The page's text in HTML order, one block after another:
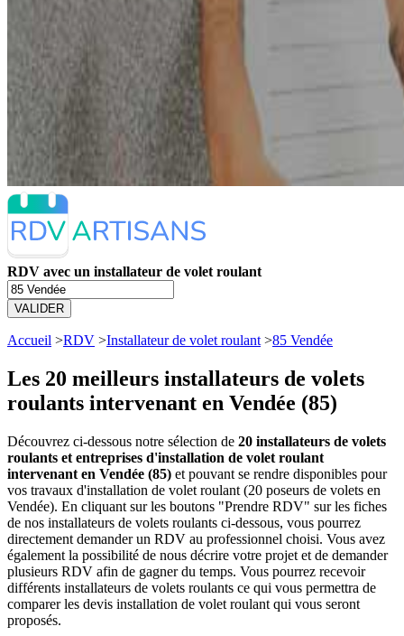
RDV avec un installateur de volet roulant
VALIDER
Accueil >RDV >Installateur de volet roulant >85 Vendée
Les 20 meilleurs installateurs de volets
roulants intervenant en Vendée (85)
Découvrez ci-dessous notre sélection de 20 installateurs de volets
roulants et entreprises d'installation de volet roulant
intervenant en Vendée (85) et pouvant se rendre disponibles pour
vos travaux d'installation de volet roulant (20 poseurs de volets en
Vendée). En cliquant sur les boutons "Prendre RDV" sur les fiches
de nos installateurs de volets roulants ci-dessous, vous pourrez
directement demander un RDV au professionnel choisi. Vous avez
également la possibilité de nous décrire votre projet et de demander
plusieurs RDV afin de gagner du temps. Vous pourrez recevoir
différents installateurs de volets roulants ce qui vous permettra de
comparer les devis installation de volet roulant qui vous seront
proposés.